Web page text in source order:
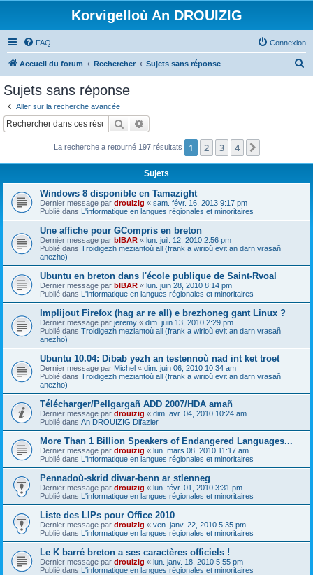
Korvigelloù An DROUIZIG
FAQ Connexion
Accueil du forum Rechercher Sujets sans réponse
c
Sujets sans réponse
Aller sur la recherche avancée
Rechercher
La recherche a retourné 197 résultats 1 2 3 4
Sujets
Windows 8 disponible en Tamazight
Dernier message par drouizig « sam. févr. 16, 2013 9:17 pm
Publié dans L'informatique en langues régionales et minoritaires
Une affiche pour GCompris en breton
Dernier message par bIBAR « lun. juil. 12, 2010 2:56 pm
Publié dans Troidigezh meziantoù all (frank a wirioù evit an darn vrasañ
anezho)
Ubuntu en breton dans l'école publique de Saint-Rvoal
Dernier message par bIBAR « lun. juin 28, 2010 8:14 pm
Publié dans L'informatique en langues régionales et minoritaires
Implijout Firefox (hag ar re all) e brezhoneg gant Linux ?
Dernier message par jeremy « dim. juin 13, 2010 2:29 pm
Publié dans Troidigezh meziantoù all (frank a wirioù evit an darn vrasañ
anezho)
Ubuntu 10.04: Dibab yezh an testennoù nad int ket troet
Dernier message par Michel « dim. juin 06, 2010 10:34 am
Publié dans Troidigezh meziantoù all (frank a wirioù evit an darn vrasañ
anezho)
Télécharger/Pellgargañ ADD 2007/HDA amañ
Dernier message par drouizig « dim. avr. 04, 2010 10:24 am
Publié dans An DROUIZIG Difazier
More Than 1 Billion Speakers of Endangered Languages...
Dernier message par drouizig « lun. mars 08, 2010 11:17 am
Publié dans L'informatique en langues régionales et minoritaires
Pennadoù-skrid diwar-benn ar stlenneg
Dernier message par drouizig « lun. févr. 01, 2010 3:31 pm
Publié dans L'informatique en langues régionales et minoritaires
Liste des LIPs pour Office 2010
Dernier message par drouizig « ven. janv. 22, 2010 5:35 pm
Publié dans L'informatique en langues régionales et minoritaires
Le K barré breton a ses caractères officiels !
Dernier message par drouizig « lun. janv. 18, 2010 5:55 pm
Publié dans L'informatique en langues régionales et minoritaires